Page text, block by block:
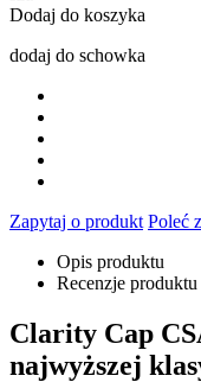
Dodaj do koszyka
dodaj do schowka
Zapytaj o produkt Poleć
Opis produktu
Recenzje
Clarity Cap
najwyższej